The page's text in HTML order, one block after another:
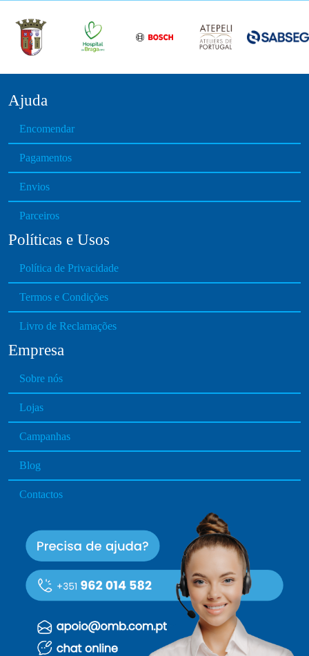
Ajuda
Encomendar
Pagamentos
Envios
Parceiros
Políticas e Usos
Política de Privacidade
Termos e Condições
Livro de Reclamações
Empresa
Sobre nós
Lojas
Campanhas
Blog
Contactos